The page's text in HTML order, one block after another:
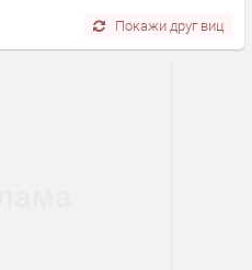
Покажи друг виц